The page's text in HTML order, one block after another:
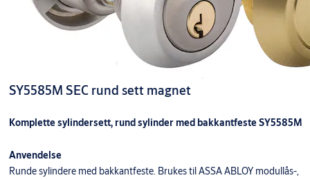
SY5585M SEC rund sett magnet
Komplette sylindersett, rund sylinder med bakkantfeste SY5585M
Anvendelse
Runde sylindere med bakkantfeste. Brukes til ASSA ABLOY modullås-,